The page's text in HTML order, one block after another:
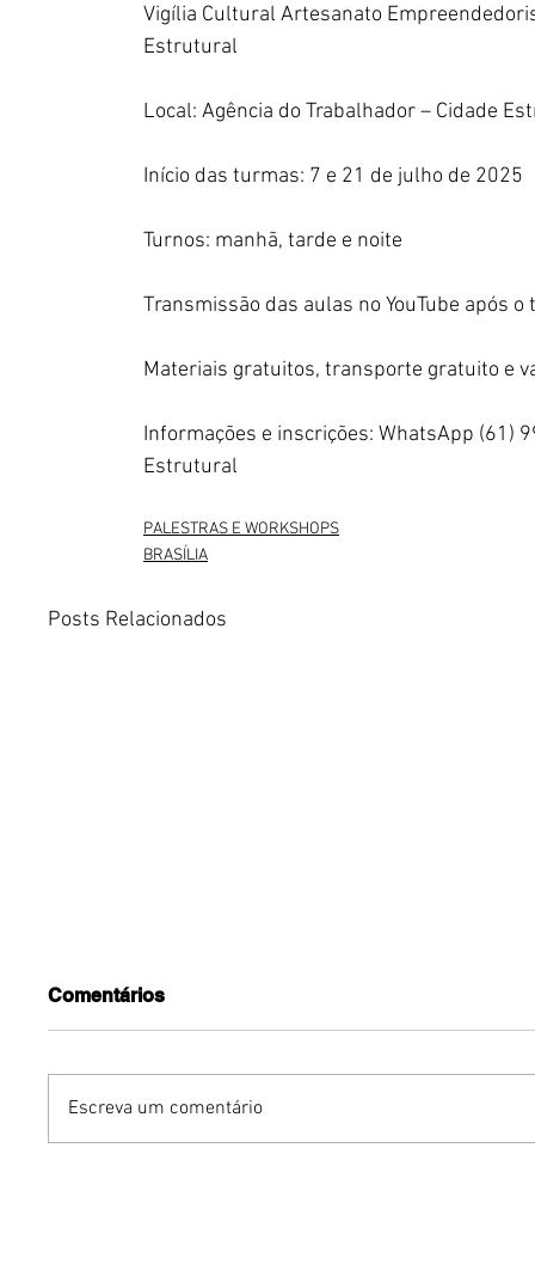
Vigília Cultural Artesanato
Estrutural
Local: Agência do Trabalhador – Cidade
Início das turmas: 7 e 21 de julho de 2025
Turnos: manhã, tarde e noite
Transmissão das aulas no YouTube após
Materiais gratuitos, transporte gratuito e
Informações e inscrições: WhatsApp (61)
Estrutural
PALESTRAS E WORKSHOPS
BRASÍLIA
Posts Relacionados
Comentários
Escreva um comentário